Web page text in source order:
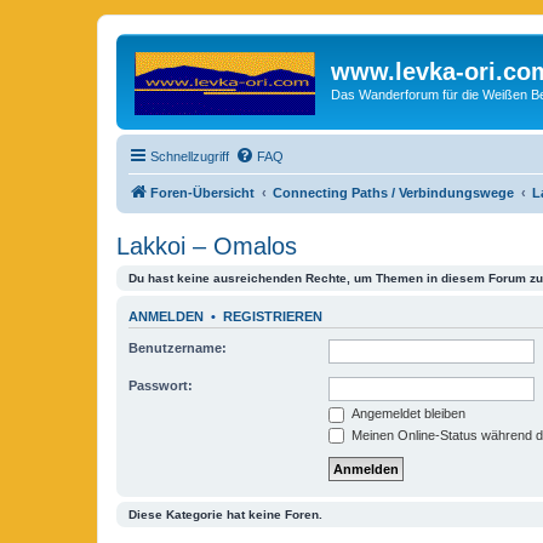
www.levka-
Das Wanderforum für die Weißen
Schnellzugriff FAQ
Foren-Übersicht Connecting Paths / Verbindungswege
Lakkoi – Omalos
Du hast keine ausreichenden Rechte, um Themen in diesem Forum
ANMELDEN • REGISTRIEREN
Benutzername:
Passwort:
Angemeldet bleiben
Meinen Online-Status während
Diese Kategorie hat keine Foren.